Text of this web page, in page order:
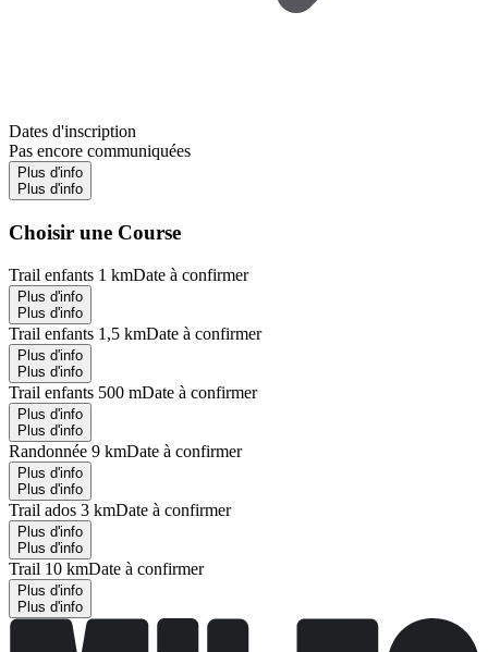
Dates d'inscription
Pas encore communiquées
Plus d'info
Plus d'info
Choisir une Course
Trail enfants 1 kmDate à confirmer
Plus d'info
Plus d'info
Trail enfants 1,5 kmDate à confirmer
Plus d'info
Plus d'info
Trail enfants 500 mDate à confirmer
Plus d'info
Plus d'info
Randonnée 9 kmDate à confirmer
Plus d'info
Plus d'info
Trail ados 3 kmDate à confirmer
Plus d'info
Plus d'info
Trail 10 kmDate à confirmer
Plus d'info
Plus d'info